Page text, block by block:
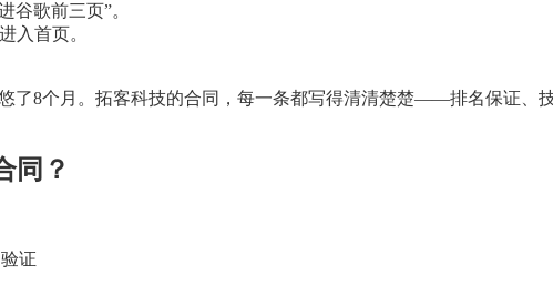
谷歌前三页”。
入首页。
了8个月。拓客科技的合同，每一条都写得清清楚楚——排名保证、
同？
证